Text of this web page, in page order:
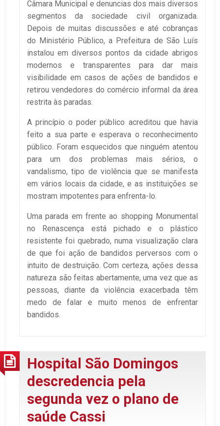
Câmara Municipal e denuncias dos mais diversos
segmentos da sociedade civil organizada.
Depois de muitas discussões e até cobranças
do Ministério Público, a Prefeitura de São Luís
instalou em diversos pontos da cidade abrigos
modernos e transparentes para dar mais
visibilidade em casos de ações de bandidos e
retirou vendedores do comércio informal da área
restrita às paradas.
A princípio o poder público acreditou que havia
feito a sua parte e esperava o reconhecimento
público. Foram esquecidos que ninguém atentou
para um dos problemas mais sérios, o
vandalismo, tipo de violência que se manifesta
em vários locais da cidade, e as instituições se
mostram impotentes para enfrenta-lo.
Uma parada em frente ao shopping Monumental
no Renascença está pichado e o plástico
resistente foi quebrado, numa visualização clara
de que foi ação de bandidos perversos com o
intuito de destruição. Com certeza, ações dessa
natureza são feitas abertamente, uma vez que as
pessoas, diante da violência exacerbada têm
medo de falar e muito menos de enfrentar
bandidos.
Hospital São Domingos
descredencia pela
segunda vez o plano de
saúde Cassi